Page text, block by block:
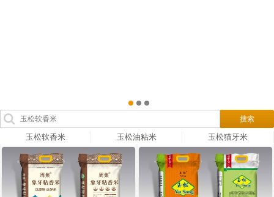
玉松软香米 玉松油粘米 玉松猫牙米